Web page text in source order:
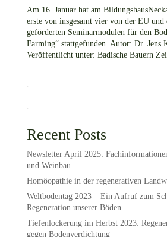
Am 16. Januar hat am
erste von insgesamt vier von der EU und
geförderten Seminarmodulen für den
Farming“ stattgefunden. Autor: Dr. Jens
Veröffentlicht unter: Badische Bauern
Recent Posts
Newsletter April 2025:
und Weinbau
Homöopathie in der regenerativen
Weltbodentag 2023 – Ein Aufruf zum
Regeneration unserer Böden
Tiefenlockerung im Herbst 2023:
gegen Bodenverdichtung